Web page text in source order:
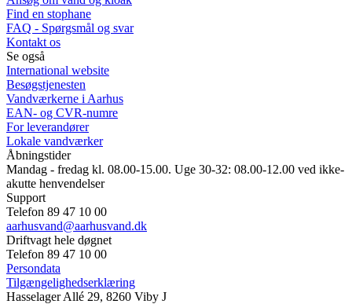
Find en stophane
FAQ - Spørgsmål og svar
Kontakt os
Se også
International website
Besøgstjenesten
Vandværkerne i Aarhus
EAN- og CVR-numre
For leverandører
Lokale vandværker
Åbningstider
Mandag - fredag kl. 08.00-15.00. Uge 30-32: 08.00-12.00 ved ikke-
akutte henvendelser
Support
Telefon 89 47 10 00
aarhusvand@aarhusvand.dk
Driftvagt hele døgnet
Telefon 89 47 10 00
Persondata
Tilgængelighedserklæring
Hasselager Allé 29, 8260 Viby J